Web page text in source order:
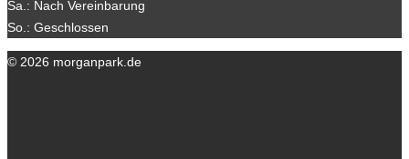
Sa.: Nach Vereinbarung
So.: Geschlossen
© 2026 morganpark.de